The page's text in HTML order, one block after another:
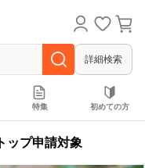
詳細検索
特集 初めての方
ップ申請対象